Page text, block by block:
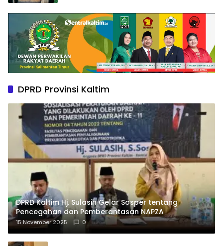
DPRD Provinsi Kaltim
DPRD Kaltim Hj. Sulasih Gelar Sosper tentang
Pencegahan dan Pemberantasan NAPZA
15 November 2025 0